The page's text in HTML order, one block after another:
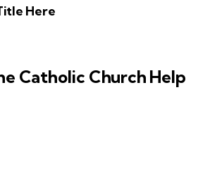
Here
Catholic Church Help